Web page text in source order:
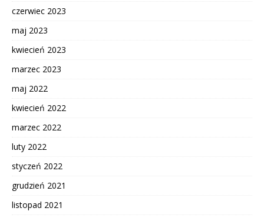
czerwiec 2023
maj 2023
kwiecień 2023
marzec 2023
maj 2022
kwiecień 2022
marzec 2022
luty 2022
styczeń 2022
grudzień 2021
listopad 2021